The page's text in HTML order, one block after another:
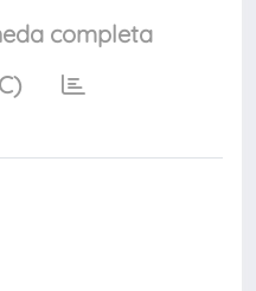
completa